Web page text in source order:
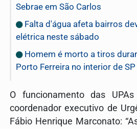
Sebrae em São Carlos
Falta d'água afeta bairros
elétrica neste sábado
Homem é morto a tiros
Porto Ferreira no interior de SP
O funcionamento das
coordenador executivo de
Fábio Henrique Marconato: